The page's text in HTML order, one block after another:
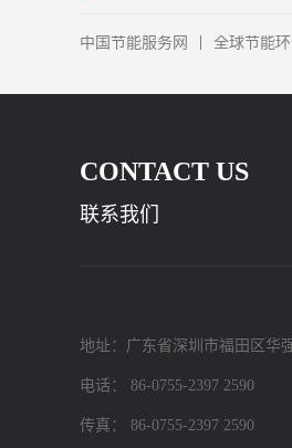
中国节能服务网 全球节能环
CONTACT US
联系我们
地址：广东省深圳市福田区华
电话： 86-0755-2397 2590
传真： 86-0755-2397 2590